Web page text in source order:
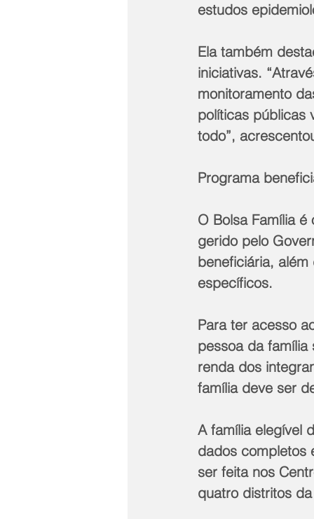
estudos
Ela também
iniciativas.
monitoramento
políticas públicas
todo”,
Programa
O Bolsa Família
gerido pelo
beneficiária,
específicos.
Para ter acesso
pessoa da
renda dos
família deve ser
A família elegível
dados completos
ser feita nos
quatro distritos